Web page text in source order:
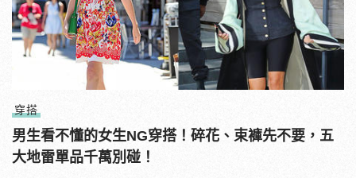
穿搭
男生看不懂的女生NG穿搭！碎花、束褲先不要，五
大地雷單品千萬別碰！